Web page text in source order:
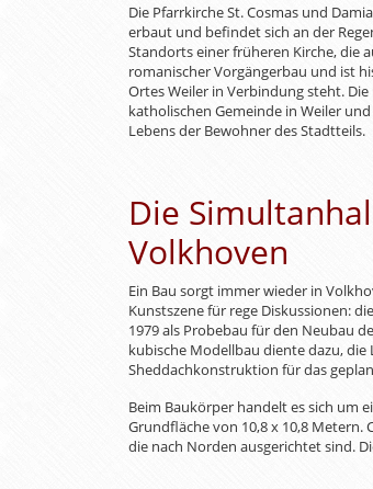
Die Pfarrkirche St. Cosmas und
erbaut und befindet sich an der
Standorts einer früheren Kirche, die
romanischer Vorgängerbau und ist
Ortes Weiler in Verbindung steht.
katholischen Gemeinde in Weiler
Lebens der Bewohner des Stadtteils.
Die
Volkhoven
Ein Bau sorgt immer wieder in
Kunstszene für rege Diskussionen:
1979 als Probebau für den Neubau
kubische Modellbau diente dazu,
Sheddachkonstruktion für das
Beim Baukörper handelt es sich um
Grundfläche von 10,8 x 10,8 Metern.
die nach Norden ausgerichtet sind.